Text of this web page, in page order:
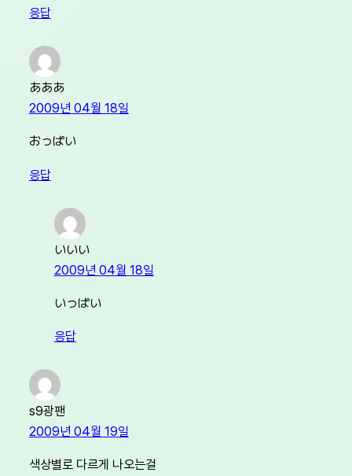
응답
あああ
2009년 04월 18일
おっぱい
응답
いいい
2009년 04월 18일
いっぱい
응답
s9광팬
2009년 04월 19일
색상별로 다르게 나오는걸